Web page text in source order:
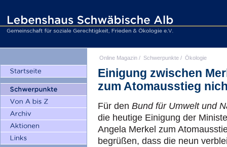
Online Magazin / Schwerpunkte / Ökologie
Einigung zwischen
zum Atomausstieg
Für den Bund für Umwelt und
die heutige Einigung der
Angela Merkel zum
begrüßen, dass die neun